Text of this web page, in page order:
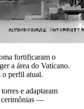
fortificaram o
a área do Vaticano.
o perfil atual.
e adaptaram
cerimônias —